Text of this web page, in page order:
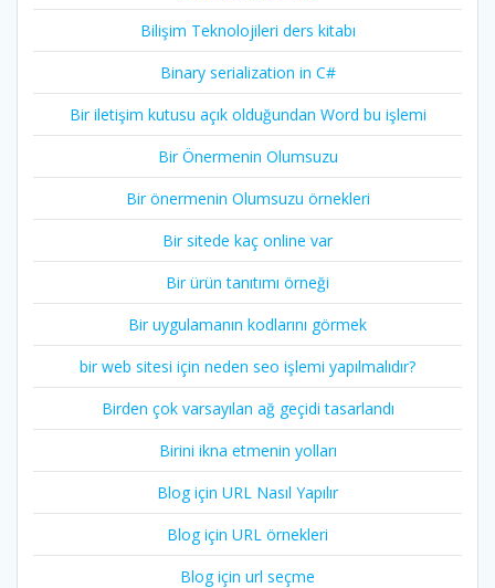
Bilişim Teknolojileri ders kitabı
Binary serialization in C#
Bir iletişim kutusu açık olduğundan Word bu işlemi
Bir Önermenin Olumsuzu
Bir önermenin Olumsuzu örnekleri
Bir sitede kaç online var
Bir ürün tanıtımı örneği
Bir uygulamanın kodlarını görmek
bir web sitesi için neden seo işlemi yapılmalıdır?
Birden çok varsayılan ağ geçidi tasarlandı
Birini ikna etmenin yolları
Blog için URL Nasıl Yapılır
Blog için URL örnekleri
Blog için url seçme